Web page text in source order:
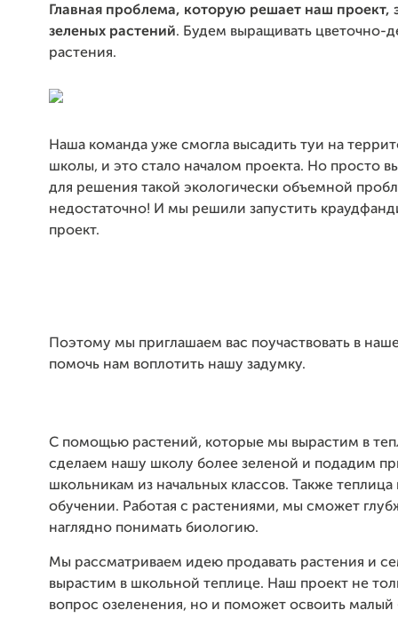
Главная проблема, которую решает наш проект,
зеленых растений. Будем выращивать цветочно-
растения.
Наша команда уже смогла высадить туи на
школы, и это стало началом проекта. Но просто
для решения такой экологически объемной
недостаточно! И мы решили запустить
проект.
Поэтому мы приглашаем вас поучаствовать в
помочь нам воплотить нашу задумку.
С помощью растений, которые мы вырастим в
сделаем нашу школу более зеленой и подадим
школьникам из начальных классов. Также
обучении. Работая с растениями, мы сможет
наглядно понимать биологию.
Мы рассматриваем идею продавать растения и
вырастим в школьной теплице. Наш проект не
вопрос озеленения, но и поможет освоить малый